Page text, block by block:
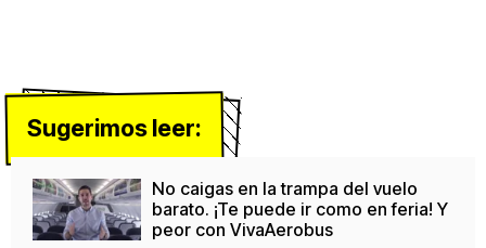
Sugerimos leer:
No caigas en la trampa del vuelo
barato. ¡Te puede ir como en feria! Y
peor con VivaAerobus